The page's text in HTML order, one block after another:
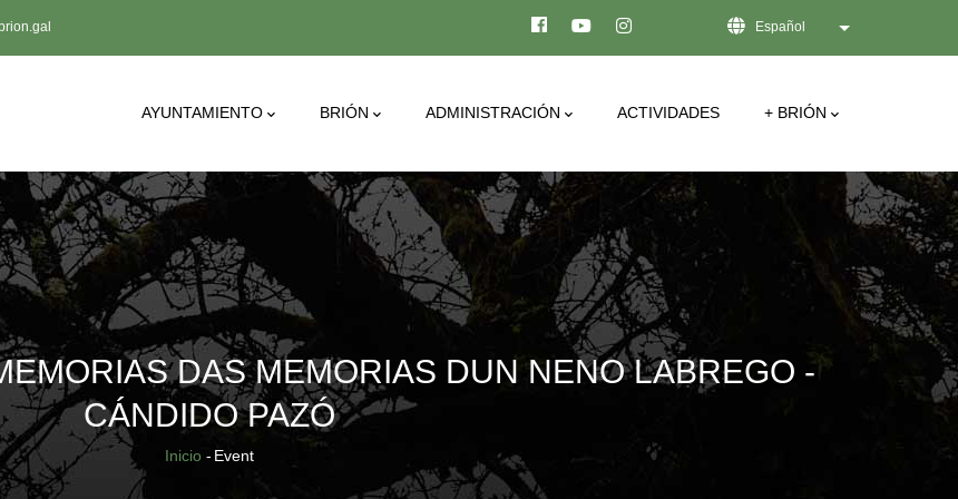
Español Lista adicional de
Main
AYUNTAMIENTO BRIÓN ADMINISTRACIÓN ACTIVIDADES + BRIÓN
DAS MEMORIAS DUN NENO LABREGO -
CÁNDIDO PAZÓ
Sobrescribir
Inicio - Event